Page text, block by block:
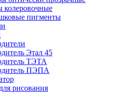
колеровочные
пигменты
Этал 45
ТЭТА
ПЭПА
рисования